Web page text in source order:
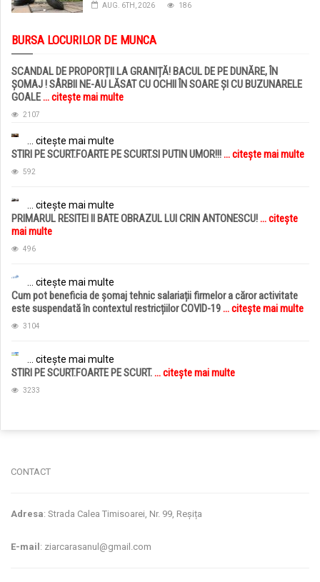
AUG. 6TH, 2026 186
BURSA LOCURILOR DE MUNCA
SCANDAL DE PROPORȚII LA GRANIȚĂ! BACUL DE PE DUNĂRE, ÎN
ȘOMAJ ! SÂRBII NE-AU LĂSAT CU OCHII ÎN SOARE ȘI CU BUZUNARELE
GOALE... citește mai multe
2107
... citește mai multe
STIRI PE SCURT.FOARTE PE SCURT.SI PUTIN UMOR!!!... citește mai multe
592
... citește mai multe
PRIMARUL RESITEI II BATE OBRAZUL LUI CRIN ANTONESCU!... citește
mai multe
496
... citește mai multe
Cum pot beneficia de șomaj tehnic salariații firmelor a căror activitate
este suspendată în contextul restricțiilor COVID-19... citește mai multe
3104
... citește mai multe
STIRI PE SCURT.FOARTE PE SCURT.... citește mai multe
3233
CONTACT
Adresa: Strada Calea Timisoarei, Nr. 99, Reșița
E-mail : ziarcarasanul@gmail.com